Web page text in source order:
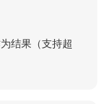
结果（支持超